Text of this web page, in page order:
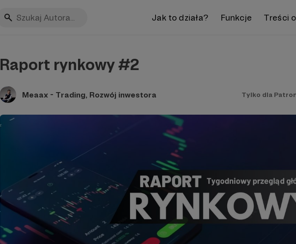
Jak to działa? Funkcje Treści
Raport rynkowy #2
Meaax - Trading, Rozwój inwestora Tylko dla